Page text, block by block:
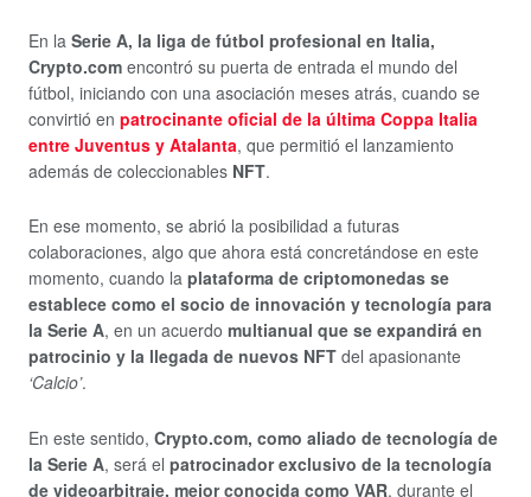
En la Serie A, la liga de fútbol profesional en Italia,
Crypto.com encontró su puerta de entrada el mundo del
fútbol, iniciando con una asociación meses atrás, cuando se
convirtió en patrocinante oficial de la última Coppa Italia
entre Juventus y Atalanta, que permitió el lanzamiento
además de coleccionables NFT.
En ese momento, se abrió la posibilidad a futuras
colaboraciones, algo que ahora está concretándose en este
momento, cuando la plataforma de criptomonedas se
establece como el socio de innovación y tecnología para
la Serie A, en un acuerdo multianual que se expandirá en
patrocinio y la llegada de nuevos NFT del apasionante
‘Calcio’.
En este sentido, Crypto.com, como aliado de tecnología de
la Serie A, será el patrocinador exclusivo de la tecnología
de videoarbitraje, mejor conocida como VAR, durante el